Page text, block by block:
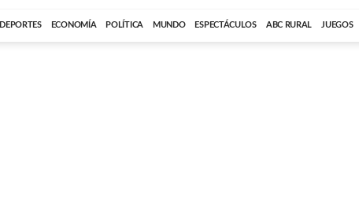
DEPORTES ECONOMÍA POLÍTICA MUNDO ESPECTÁCULOS ABC RURAL JUEGOS